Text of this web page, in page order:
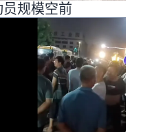
打 后备动员规模空前